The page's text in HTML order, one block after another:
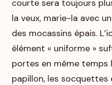
courte sera toujours
la veux, marie-la avec
des mocassins épais.
élément « uniforme »
portes en même temps
papillon, les socquettes